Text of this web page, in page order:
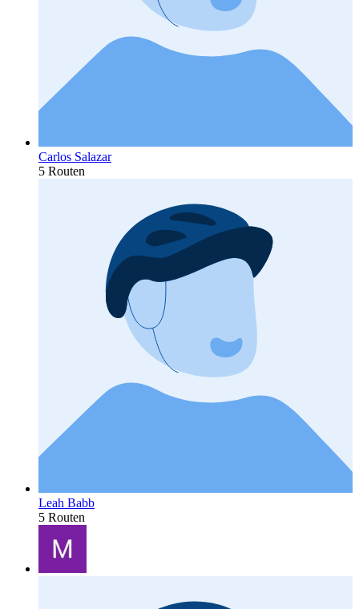
Carlos Salazar
5 Routen
Leah Babb
5 Routen